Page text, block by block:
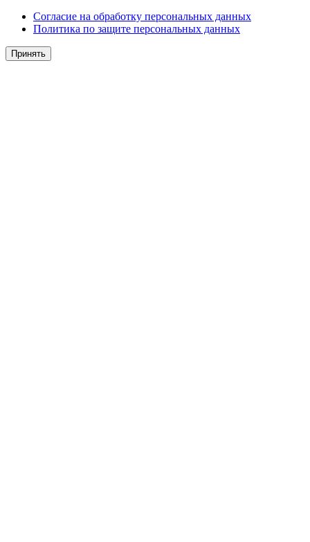
Согласие на обработку персональных данных
Политика по защите персональных данных
Принять